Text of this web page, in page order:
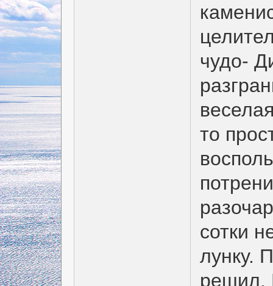
чудо-
то
сотки
лунку.
решил.